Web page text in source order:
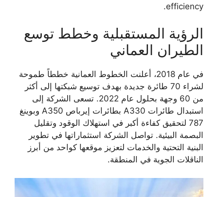
efficiency.
الرؤية المستقبلية وخطط توسع
الطيران العماني
في عام 2018، أعلنت الخطوط العمانية خططاً طموحة
لشراء 70 طائرة جديدة بهدف توسيع شبكتها إلى أكثر
من 60 وجهة بحلول عام 2022. تسعى الشركة إلى
استبدال طائرات A330 بطائرات إيرباص A350 وبوينغ
787 لتحقيق كفاءة أكبر في استهلاك الوقود وتقليل
البصمة البيئية. تواصل الشركة استثماراتها في تطوير
البنية التحتية والخدمات لتعزيز موقعها كواحد من أبرز
الناقلات الجوية في المنطقة.